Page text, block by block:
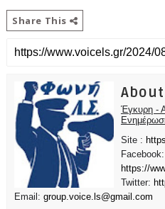
Share This
Έγκυρη -
Site :
Facebook:
https://
Twitter:
Email: group.voice.ls@gmail.com